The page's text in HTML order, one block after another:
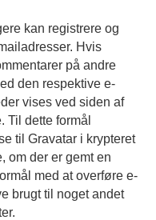
kan registrere og
Hvis
på andre
den respektive e-
vises ved siden af
dette formål
til Gravatar i krypteret
om der er gemt en
med at overføre e-
brugt til noget andet